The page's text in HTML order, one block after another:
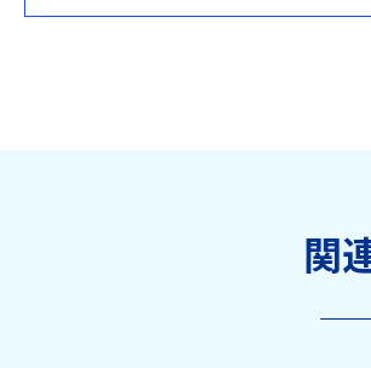
関